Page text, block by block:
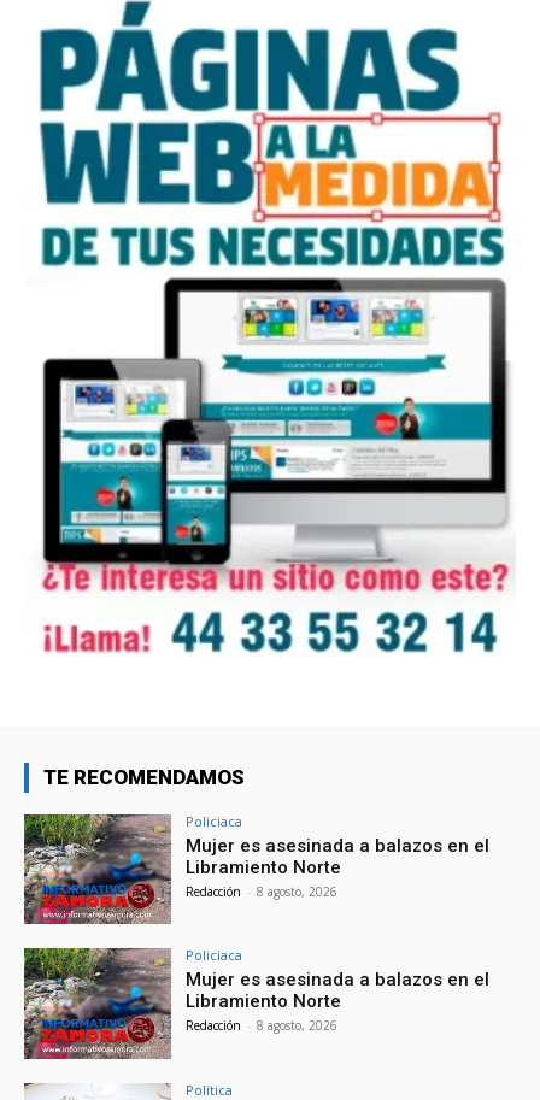
TE RECOMENDAMOS
Policiaca
Mujer es asesinada a balazos en el
Libramiento Norte
Redacción - 8 agosto, 2026
Policiaca
Mujer es asesinada a balazos en el
Libramiento Norte
Redacción - 8 agosto, 2026
Política